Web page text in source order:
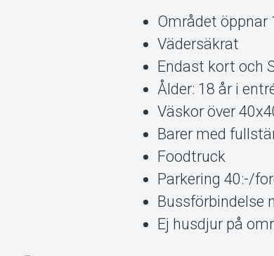
Området öppnar
Vädersäkrat
Endast kort och
Ålder: 18 år i
Väskor över
Barer med
Foodtruck
Parkering 40:-/
Bussförbindelse
Ej husdjur på